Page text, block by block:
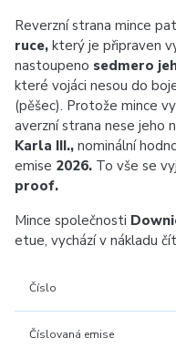
Reverzní strana mince
ruce, který je připraven
nastoupeno sedmero
které vojáci nesou do
(pěšec). Protože mince
averzní strana nese
Karla III., nominální
emise 2026. To vše se
proof.
Mince společnosti
etue, vychází v nákladu
Číslo
Číslovaná emise